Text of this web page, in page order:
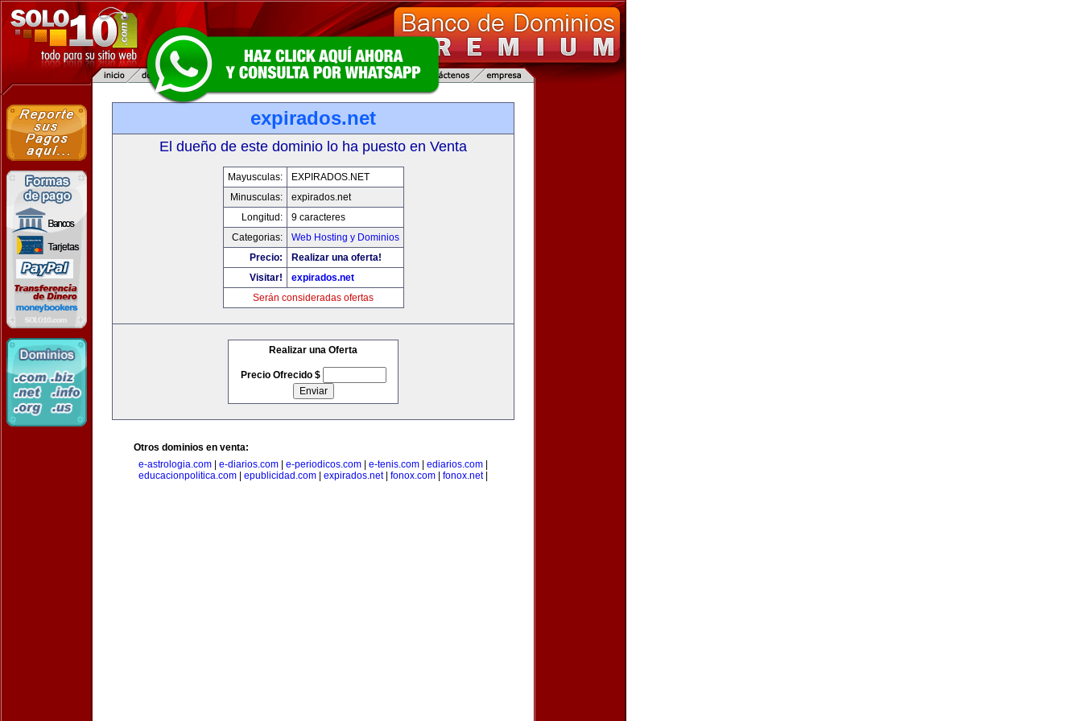
expirados.net
El dueño de este dominio lo ha puesto en Venta
Mayusculas:
EXPIRADOS.NET
Minusculas:
expirados.net
Longitud:
9 caracteres
Categorias:
Web Hosting y Dominios
Precio:
Realizar una oferta!
Visitar!
expirados.net
Serán consideradas ofertas
Realizar una Oferta
Precio Ofrecido $
Otros dominios en venta:
e-astrologia.com
e-diarios.com e-periodicos.com e-tenis.com ediarios.com
educacionpolitica.com
epublicidad.com expirados.net| fonox.com fonox.net|